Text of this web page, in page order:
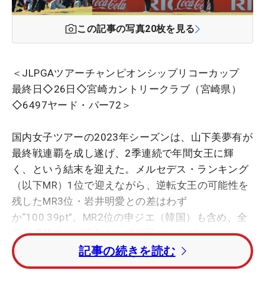
この記事の写真20枚を見る
＜JLPGAツアーチャンピオンシップリコーカップ
最終日◇26日◇宮崎カントリークラブ（宮崎県）
◇6497ヤード・パー72＞
国内女子ツアーの2023年シーズンは、山下美夢有が
最終戦連覇を成し遂げ、2季連続で年間女王に輝
く、という結末を迎えた。メルセデス・ランキング
（以下MR）1位で迎えながら、逆転女王の可能性を
残したMR3位・岩井明愛との差はわず
か“100.39pt”。MR2位の申ジエ（韓国）も含め、全
員が優勝すれば文句なしで戴冠というプレッシャー
を山下が跳ね返した形だ。
記事の続きを読む